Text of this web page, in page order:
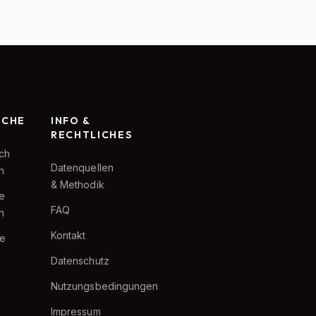
INFO &
RECHTLICHES
Datenquellen
& Methodik
FAQ
Kontakt
Datenschutz
Nutzungsbedingungen
Impressum